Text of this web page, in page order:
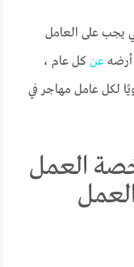
يجب على العامل
أرضهعن كل عام ،
سعوديًا سنويًا لكل عامل مهاجر في
العمل